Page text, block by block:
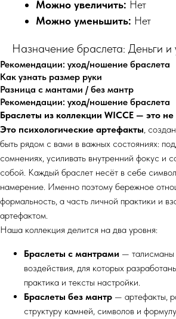
Можно увеличить: Нет
Можно уменьшить: Нет
Назначение браслета: Деньги и
Рекомендации: уход/ношение браслета
Как узнать размер руки
Разница с мантами / без мантр
Рекомендации: уход/ношение браслета
Браслеты из коллекции WICCE — это
Это психологические артефакты,
быть рядом с вами в важных состояниях:
сомнениях, усиливать внутренний фокус и
собой. Каждый браслет несёт в себе
намерение. Именно поэтому бережное
формальность, а часть личной практики и
артефактом.
Наша коллекция делится на два уровня:
Браслеты с мантрами — талисманы
воздействия, для которых
практика и тексты настройки.
Браслеты без мантр — артефакты,
структуру камней, символов и